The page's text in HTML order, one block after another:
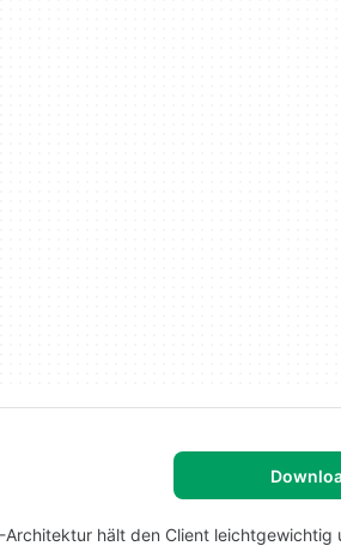
hält den Client leichtgewichtig